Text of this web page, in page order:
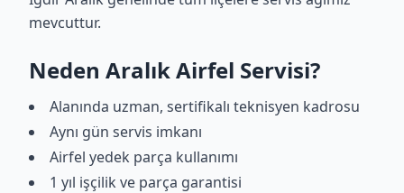
mevcuttur.
Neden Aralık Airfel Servisi?
Alanında uzman, sertifikalı teknisyen kadrosu
Aynı gün servis imkanı
Airfel yedek parça kullanımı
1 yıl işçilik ve parça garantisi